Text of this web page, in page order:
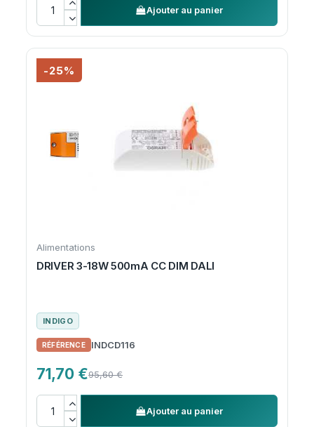
Ajouter au panier
-25%
Alimentations
DRIVER 3-18W 500mA CC DIM DALI
INDIGO
INDCD116
71,70 €95,60 €
Ajouter au panier